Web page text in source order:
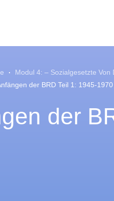
Modul 4: – Sozialgesetzte
der BRD Teil 1: 1945-1970
der